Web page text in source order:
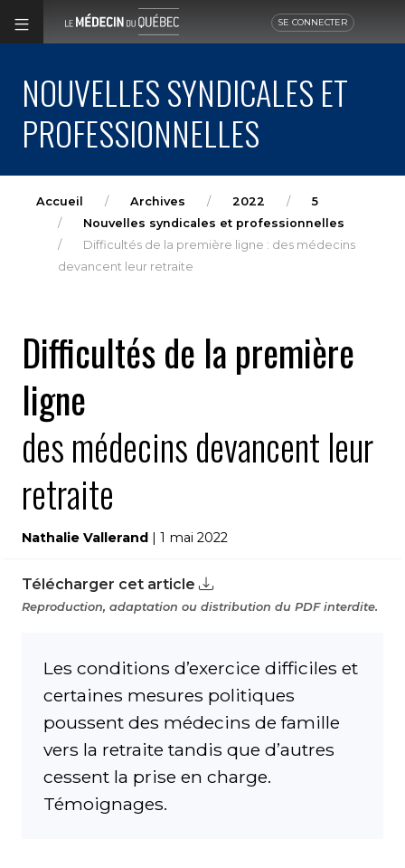
SE CONNECTER
NOUVELLES SYNDICALES ET
PROFESSIONNELLES
Accueil Archives 2022
5
Nouvelles syndicales et professionnelles
Difficultés de la première ligne : des médecins
devancent leur retraite
Difficultés de la première
ligne
des médecins devancent leur
retraite
Nathalie Vallerand | 1 mai 2022
Télécharger cet article
Reproduction, adaptation ou distribution du PDF interdite.
Les conditions d’exercice difficiles et
certaines mesures politiques
poussent des médecins de famille
vers la retraite tandis que d’autres
cessent la prise en charge.
Témoignages.